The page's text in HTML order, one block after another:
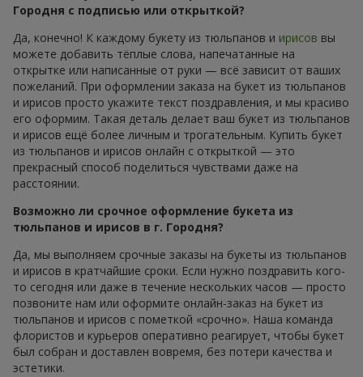
Городня с подписью или открыткой?
Да, конечно! К каждому букету из тюльпанов и ирисов вы
можете добавить тёплые слова, напечатанные на
открытке или написанные от руки — всё зависит от ваших
пожеланий. При оформлении заказа на букет из тюльпанов
и ирисов просто укажите текст поздравления, и мы красиво
его оформим. Такая деталь делает ваш букет из тюльпанов
и ирисов ещё более личным и трогательным. Купить букет
из тюльпанов и ирисов онлайн с открыткой — это
прекрасный способ поделиться чувствами даже на
расстоянии.
Возможно ли срочное оформление букета из
тюльпанов и ирисов в г. Городня?
Да, мы выполняем срочные заказы на букеты из тюльпанов
и ирисов в кратчайшие сроки. Если нужно поздравить кого-
то сегодня или даже в течение нескольких часов — просто
позвоните нам или оформите онлайн-заказ на букет из
тюльпанов и ирисов с пометкой «срочно». Наша команда
флористов и курьеров оперативно реагирует, чтобы букет
был собран и доставлен вовремя, без потери качества и
эстетики.